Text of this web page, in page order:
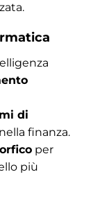
di
finanza.
per
più